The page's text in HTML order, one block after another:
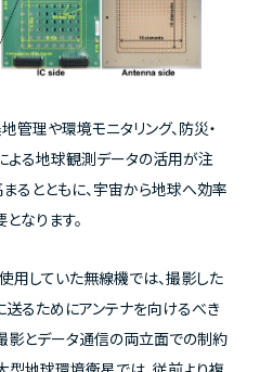
管理や環境モニタリング、防災・
よる地球観測データの活用が注
るとともに、宇宙から地球へ効率
なります。
用していた無線機では、撮影した
るためにアンテナを向けるべき
影とデータ通信の両立面での制約